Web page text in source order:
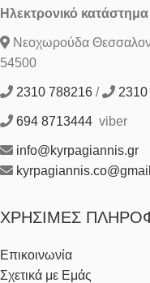
Ηλεκτρονικό
Νεοχωρούδα
54500
2310 788216 /
694 8713444 viber
info@kyrpagiannis.gr
ΧΡΉΣΙΜΕΣ
Επικοινωνία
Σχετικά με Εμάς